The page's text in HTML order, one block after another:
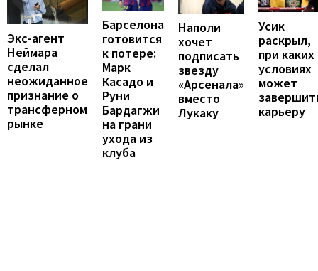
Экс-агент
Неймара
сделал
неожиданное
признание о
трансферном
рынке
Барселона
готовится
к потере:
Марк
Касадо и
Руни
Бардагжи
на грани
ухода из
клуба
Наполи
хочет
подписать
звезду
«Арсенала»
вместо
Лукаку
Усик
раскрыл,
при каких
условиях
может
карьеру